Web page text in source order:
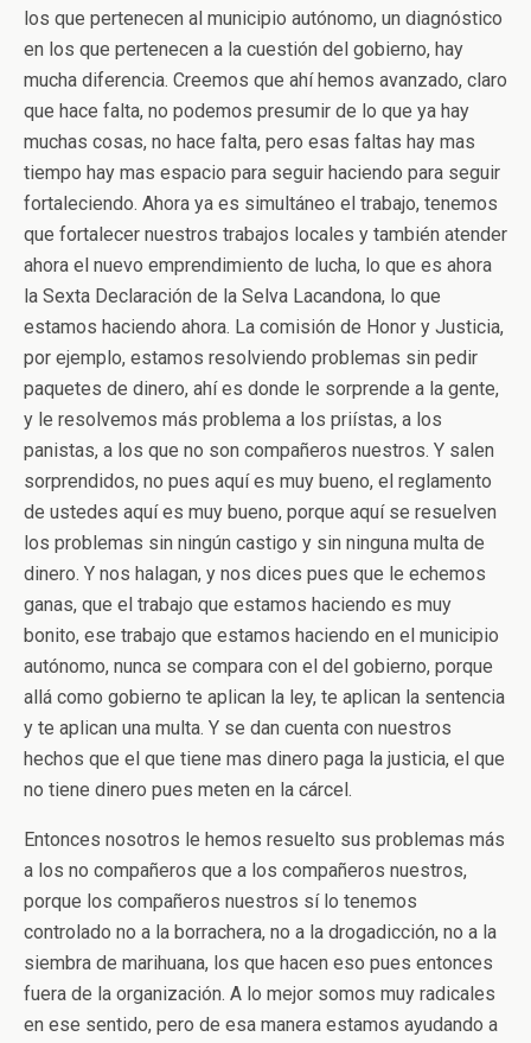
los que pertenecen al municipio autónomo, un diagnóstico
en los que pertenecen a la cuestión del gobierno, hay
mucha diferencia. Creemos que ahí hemos avanzado, claro
que hace falta, no podemos presumir de lo que ya hay
muchas cosas, no hace falta, pero esas faltas hay mas
tiempo hay mas espacio para seguir haciendo para seguir
fortaleciendo. Ahora ya es simultáneo el trabajo, tenemos
que fortalecer nuestros trabajos locales y también atender
ahora el nuevo emprendimiento de lucha, lo que es ahora
la Sexta Declaración de la Selva Lacandona, lo que
estamos haciendo ahora. La comisión de Honor y Justicia,
por ejemplo, estamos resolviendo problemas sin pedir
paquetes de dinero, ahí es donde le sorprende a la gente,
y le resolvemos más problema a los priístas, a los
panistas, a los que no son compañeros nuestros. Y salen
sorprendidos, no pues aquí es muy bueno, el reglamento
de ustedes aquí es muy bueno, porque aquí se resuelven
los problemas sin ningún castigo y sin ninguna multa de
dinero. Y nos halagan, y nos dices pues que le echemos
ganas, que el trabajo que estamos haciendo es muy
bonito, ese trabajo que estamos haciendo en el municipio
autónomo, nunca se compara con el del gobierno, porque
allá como gobierno te aplican la ley, te aplican la sentencia
y te aplican una multa. Y se dan cuenta con nuestros
hechos que el que tiene mas dinero paga la justicia, el que
no tiene dinero pues meten en la cárcel.
Entonces nosotros le hemos resuelto sus problemas más
a los no compañeros que a los compañeros nuestros,
porque los compañeros nuestros sí lo tenemos
controlado no a la borrachera, no a la drogadicción, no a la
siembra de marihuana, los que hacen eso pues entonces
fuera de la organización. A lo mejor somos muy radicales
en ese sentido, pero de esa manera estamos ayudando a